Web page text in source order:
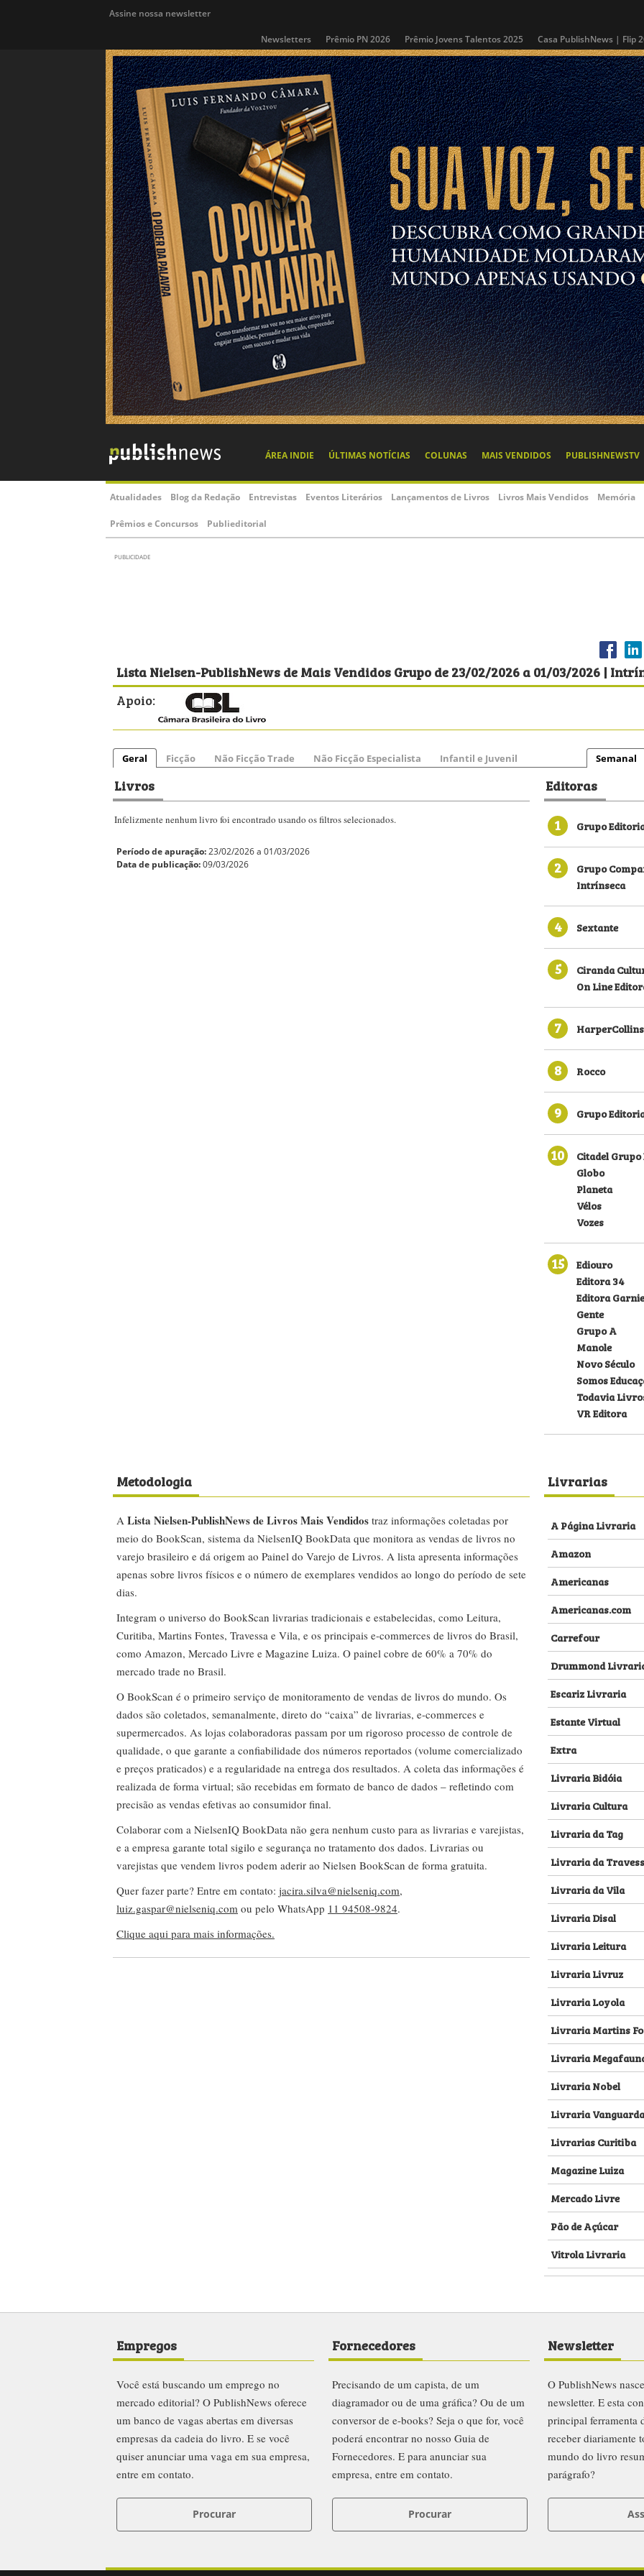
Assine nossa newsletter
Newsletters Prêmio PN 2026 Prêmio Jovens Talentos 2025 Casa PublishNews | Flip
ÁREA INDIE ÚLTIMAS NOTÍCIAS COLUNAS MAIS VENDIDOS PUBLISHNEWSTV
Atualidades Blog da Redação Entrevistas Eventos Literários Lançamentos de Livros Livros Mais Vendidos Memória
Prêmios e Concursos Publieditorial
PUBLICIDADE
Lista Nielsen-PublishNews de Mais Vendidos Grupo de 23/02/2026 a 01/03/2026 |
Apoio:
Geral Ficção Não Ficção Trade Não Ficção Especialista Infantil e Juvenil Semanal
Livros
Infelizmente nenhum livro foi encontrado usando os filtros selecionados.
Período de apuração:23/02/2026 a 01/03/2026
Data de publicação:09/03/2026
Editoras
1
Grupo
2
Grupo
Intrínseca
4 Sextante
5
Ciranda
On Line
7
8 Rocco
9 Grupo
10
Citadel
Globo
Planeta
Vélos
Vozes
15
Ediouro
Editora 34
Editora
Gente
Grupo A
Manole
Novo Século
Somos
Todavia
VR Editora
Metodologia
A Lista Nielsen-PublishNews de Livros Mais Vendidos traz informações coletadas por
meio do BookScan, sistema da NielsenIQ BookData que monitora as vendas de livros no
varejo brasileiro e dá origem ao Painel do Varejo de Livros. A lista apresenta informações
apenas sobre livros físicos e o número de exemplares vendidos ao longo do período de sete
dias.
Integram o universo do BookScan livrarias tradicionais e estabelecidas, como Leitura,
Curitiba, Martins Fontes, Travessa e Vila, e os principais e-commerces de livros do Brasil,
como Amazon, Mercado Livre e Magazine Luiza. O painel cobre de 60% a 70% do
mercado trade no Brasil.
O BookScan é o primeiro serviço de monitoramento de vendas de livros do mundo. Os
dados são coletados, semanalmente, direto do “caixa” de livrarias, e-commerces e
supermercados. As lojas colaboradoras passam por um rigoroso processo de controle de
qualidade, o que garante a confiabilidade dos números reportados (volume comercializado
e preços praticados) e a regularidade na entrega dos resultados. A coleta das informações é
realizada de forma virtual; são recebidas em formato de banco de dados – refletindo com
precisão as vendas efetivas ao consumidor final.
Colaborar com a NielsenIQ BookData não gera nenhum custo para as livrarias e varejistas,
e a empresa garante total sigilo e segurança no tratamento dos dados. Livrarias ou
varejistas que vendem livros podem aderir ao Nielsen BookScan de forma gratuita.
Quer fazer parte? Entre em contato: jacira.silva@nielseniq.com,
luiz.gaspar@nielseniq.com ou pelo WhatsApp 11 94508-9824.
Clique aqui para mais informações.
Livrarias
A Página Livraria
Amazon
Americanas
Americanas.com
Carrefour
Drummond
Escariz Livraria
Estante Virtual
Extra
Livraria Bidóia
Livraria Cultura
Livraria da Tag
Livraria da
Livraria da Vila
Livraria Disal
Livraria Leitura
Livraria Livruz
Livraria Loyola
Livraria Martins
Livraria
Livraria Nobel
Livraria Vanguarda
Livrarias Curitiba
Magazine Luiza
Mercado Livre
Pão de Açúcar
Vitrola Livraria
Empregos
Você está buscando um emprego no
mercado editorial? O PublishNews oferece
um banco de vagas abertas em diversas
empresas da cadeia do livro. E se você
quiser anunciar uma vaga em sua empresa,
entre em contato.
Procurar
Fornecedores
Precisando de um capista, de um
diagramador ou de uma gráfica? Ou de um
conversor de e-books? Seja o que for, você
poderá encontrar no nosso Guia de
Fornecedores. E para anunciar sua
empresa, entre em contato.
Procurar
Newsletter
O PublishNews
newsletter. E esta
principal ferramenta
receber diariamente
mundo do livro
parágrafo?